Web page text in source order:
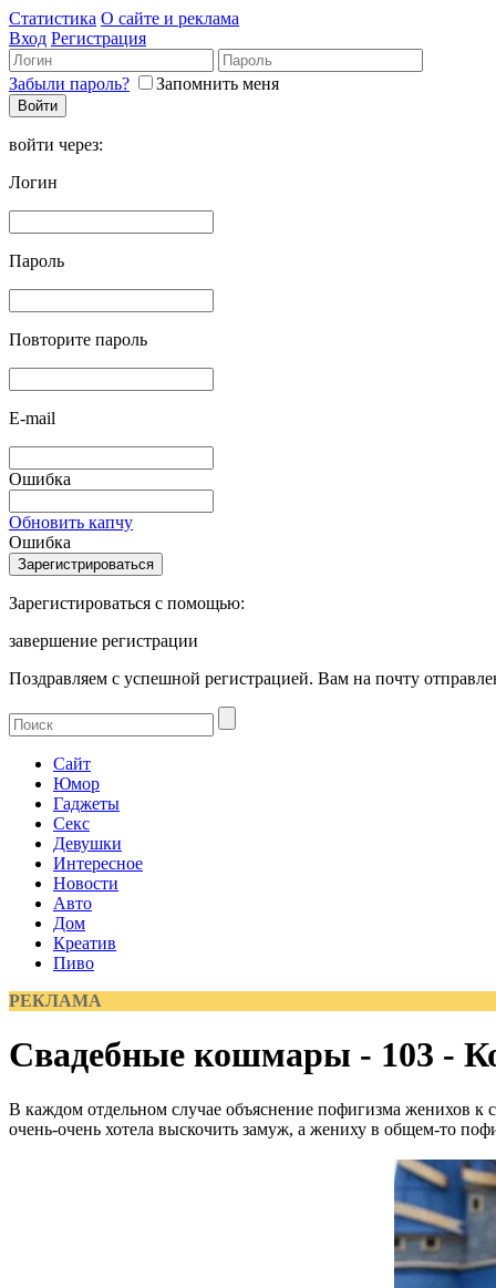
Статистика О сайте и реклама
Вход Регистрация
Забыли пароль? Запомнить меня
войти через:
Логин
Пароль
Повторите пароль
E-mail
Ошибка
Обновить капчу
Ошибка
Зарегистироваться с помощью:
завершение регистрации
Поздравляем с успешной регистрацией. Вам на почту
Сайт
Юмор
Гаджеты
Секс
Девушки
Интересное
Новости
Авто
Дом
Креатив
Пиво
РЕКЛАМА
Свадебные кошмары - 103 -
В каждом отдельном случае объяснение пофигизма женихов к
очень-очень хотела выскочить замуж, а жениху в общем-то